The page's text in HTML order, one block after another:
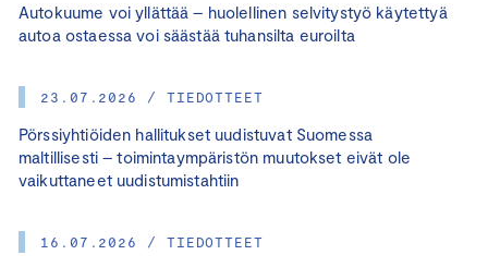
Autokuume voi yllättää – huolellinen selvitystyö käytettyä
autoa ostaessa voi säästää tuhansilta euroilta
23.07.2026 / TIEDOTTEET
Pörssiyhtiöiden hallitukset uudistuvat Suomessa
maltillisesti – toimintaympäristön muutokset eivät ole
vaikuttaneet uudistumistahtiin
16.07.2026 / TIEDOTTEET